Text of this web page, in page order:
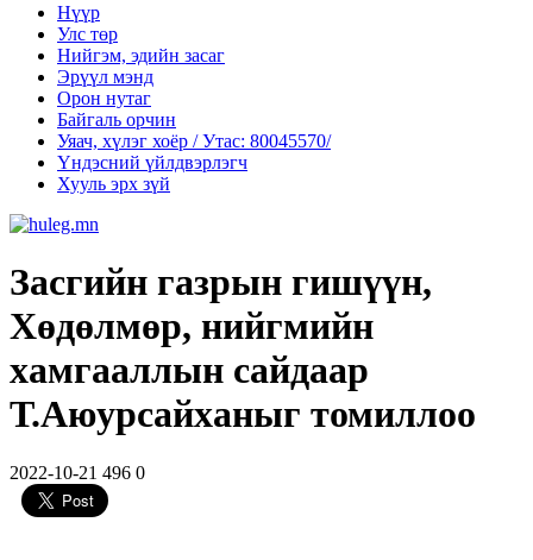
Нүүр
Улс төр
Нийгэм, эдийн засаг
Эрүүл мэнд
Орон нутаг
Байгаль орчин
Уяач, хүлэг хоёр / Утас: 80045570/
Үндэсний үйлдвэрлэгч
Хууль эрх зүй
Засгийн газрын гишүүн,
Хөдөлмөр, нийгмийн
хамгааллын сайдаар
Т.Аюурсайханыг томиллоо
2022-10-21 496 0